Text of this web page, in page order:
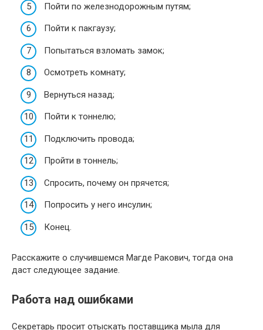
Пойти по железнодорожным путям;
Пойти к пакгаузу;
Попытаться взломать замок;
Осмотреть комнату;
Вернуться назад;
Пойти к тоннелю;
Подключить провода;
Пройти в тоннель;
Спросить, почему он прячется;
Попросить у него инсулин;
Конец.
Расскажите о случившемся Магде Ракович, тогда она
даст следующее задание.
Работа над ошибками
Секретарь просит отыскать поставщика мыла для